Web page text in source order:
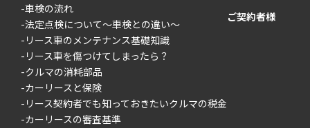
-車検の流れ
-法定点検について〜車検との違い〜
-リース車のメンテナンス基礎知識
-リース車を傷つけてしまったら？
-クルマの消耗部品
-カーリースと保険
-リース契約者でも知っておきたいクルマの税金
-カーリースの審査基準
ご契約者様